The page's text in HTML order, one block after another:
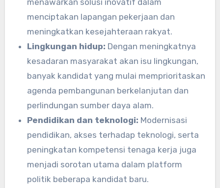
menciptakan lapangan pekerjaan dan
meningkatkan kesejahteraan rakyat.
Lingkungan hidup: Dengan meningkatnya
kesadaran masyarakat akan isu lingkungan,
banyak kandidat yang mulai memprioritaskan
agenda pembangunan berkelanjutan dan
perlindungan sumber daya alam.
Pendidikan dan teknologi: Modernisasi
pendidikan, akses terhadap teknologi, serta
peningkatan kompetensi tenaga kerja juga
menjadi sorotan utama dalam platform
politik beberapa kandidat baru.